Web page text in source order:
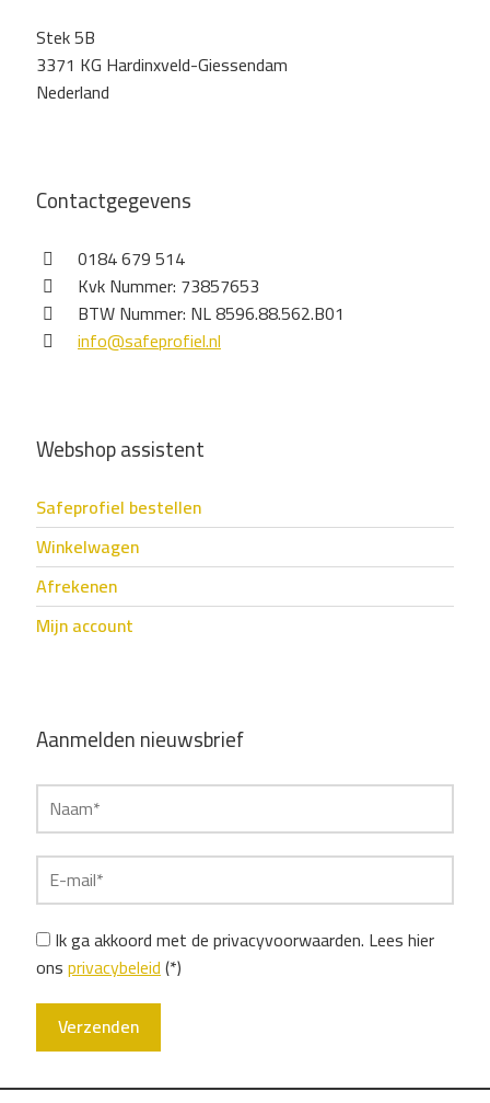
Stek 5B
3371 KG Hardinxveld-Giessendam
Nederland
Contactgegevens
0184 679 514
Kvk Nummer: 73857653
BTW Nummer: NL 8596.88.562.B01
info@safeprofiel.nl
Webshop assistent
Safeprofiel bestellen
Winkelwagen
Afrekenen
Mijn account
Aanmelden nieuwsbrief
Ik ga akkoord met de privacyvoorwaarden. Lees hier
onsprivacybeleid(*)